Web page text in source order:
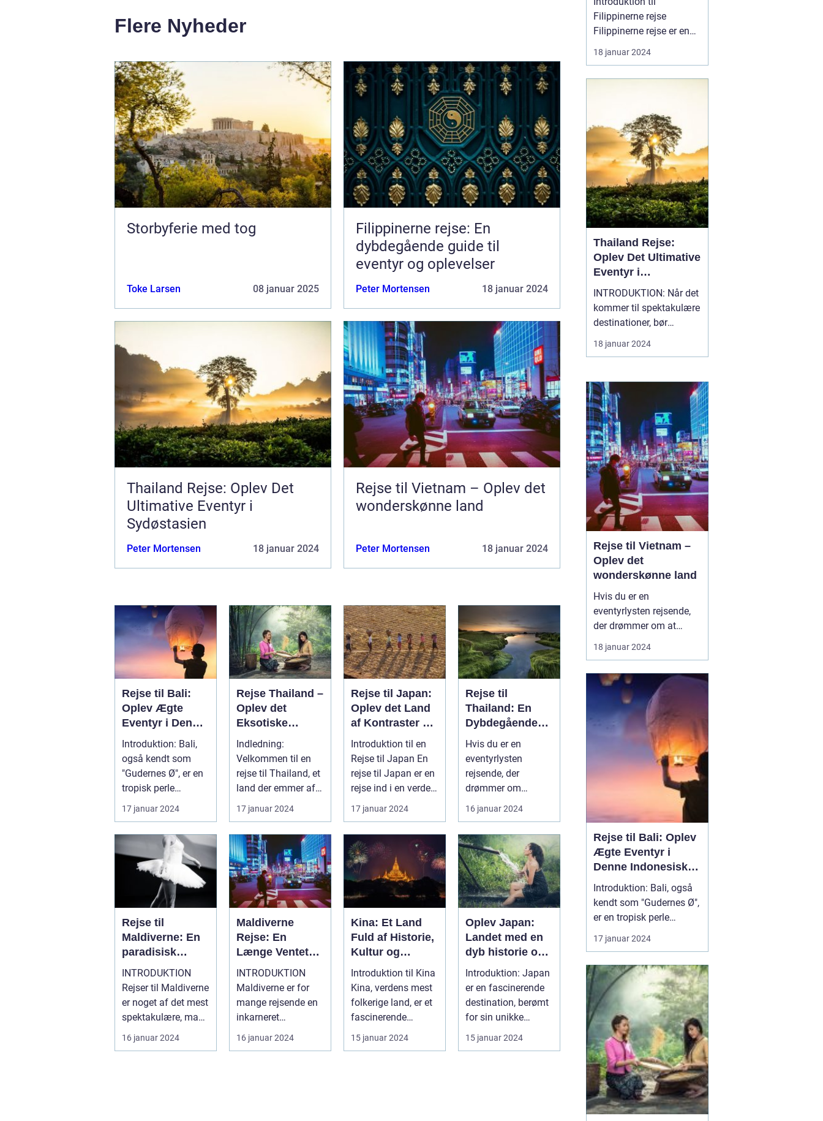
Flere Nyheder
Storbyferie med tog
Toke Larsen 08 januar 2025
Filippinerne rejse: En
dybdegående guide til
eventyr og oplevelser
Peter Mortensen 18 januar 2024
Thailand Rejse: Oplev Det
Ultimative Eventyr i
Sydøstasien
Peter Mortensen 18 januar 2024
Rejse til Vietnam – Oplev det
wonderskønne land
Peter Mortensen 18 januar 2024
Rejse til Bali:
Oplev Ægte
Eventyr i Denne
Indonesiske
Drømmedestinat
ion
Introduktion: Bali,
også kendt som
"Gudernes Ø", er en
tropisk perle
beliggende i det
østlige Indon...
17 januar 2024
Rejse Thailand –
Oplev det
Eksotiske
Østens
Vidunderland
Indledning:
Velkommen til en
rejse til Thailand, et
land der emmer af
eksotisk kultur,
smukke strand...
17 januar 2024
Rejse til Japan:
Oplev det Land
af Kontraster og
Skønhed
Introduktion til en
Rejse til Japan En
rejse til Japan er en
rejse ind i en verden
af kontraster og...
17 januar 2024
Rejse til
Thailand: En
Dybdegående
Oplevelse af
Eventyr og
Kultur
Hvis du er en
eventyrlysten
rejsende, der
drømmer om
eksotiske
destinationer og
unikke oplevelser,
s...
16 januar 2024
Rejse til
Maldiverne: En
paradisisk
tilbagetrækning
for
eventyrlystne
rejsende
INTRODUKTION
Rejser til Maldiverne
er noget af det mest
spektakulære, man
kan opleve. Dette
stykke p...
16 januar 2024
Maldiverne
Rejse: En
Længe Ventet
Tropisk Drøm
INTRODUKTION
Maldiverne er for
mange rejsende en
inkarneret
drømmedestination.
Dette ørige
16 januar 2024
Kina: Et Land
Fuld af Historie,
Kultur og
Eventyr
Introduktion til Kina
Kina, verdens mest
folkerige land, er et
fascinerende
rejsemål for
rejsende o...
15 januar 2024
Oplev Japan:
Landet med en
dyb historie og
en enestående
kultur
Introduktion: Japan
er en fascinerende
destination, berømt
for sin unikke
blanding af
tradition og i...
15 januar 2024
Filippinerne rejse
Filippinerne rejse er en
drøm for mange
rejsende og
på en overflod af
naturlig skønhed,
kulturel mangfoldighed
og spændende eventyr.
Uanset om man er p...
18 januar 2024
Thailand Rejse:
Oplev Det Ultimative
Eventyr i
Sydøstasien
INTRODUKTION: Når det
kommer til spektakulære
destinationer, bør
Thailand øverst på
listen. Dette
på en blanding af
maleriske strande,
historiske templer, en rig
kultur, enestående
madoplevelser og
utrolige naturoplevelser.
U...
18 januar 2024
Rejse til Vietnam –
Oplev det
wonderskønne land
Hvis du er en
eventyrlysten rejsende,
der drømmer om at
udforske fremmede
kulturer og smukke
til Vietnam stå øverst på
din liste. Vietnam er et
land rigt på historie,
traditioner og
naturskønheder, der vil
tage pusten fra dig...
18 januar 2024
Rejse til Bali: Oplev
Ægte Eventyr i
Denne Indonesiske
Drømmedestination
Introduktion: Bali, også
kendt som "Gudernes Ø",
er en tropisk perle
beliggende i det østlige
Indonesien. Denne
besøgende fra hele
verden med sin unikke
kultur, fantastiske
strande og pulserende
atmosfære. Hvis du er
en eventy...
17 januar 2024